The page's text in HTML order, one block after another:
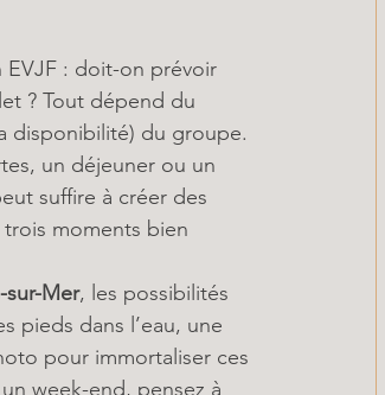
EVJF : doit-on prévoir
? Tout dépend du
disponibilité) du groupe.
un déjeuner ou un
suffire à créer des
moments bien
sur-Mer, les possibilités
pieds dans l’eau, une
pour immortaliser ces
week-end, pensez à